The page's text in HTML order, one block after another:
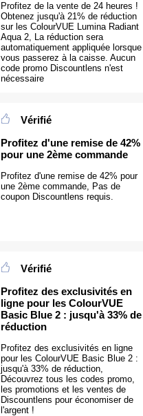
Profitez de la vente de 24 heures !
Obtenez jusqu'à 21% de réduction
sur les ColourVUE Lumina Radiant
Aqua 2, La réduction sera
automatiquement appliquée lorsque
vous passerez à la caisse. Aucun
code promo Discountlens n'est
nécessaire
Vérifié
Profitez d'une remise de 42%
pour une 2ème commande
Profitez d'une remise de 42% pour
une 2ème commande, Pas de
coupon Discountlens requis.
Vérifié
Profitez des exclusivités en
ligne pour les ColourVUE
Basic Blue 2 : jusqu'à 33% de
réduction
Profitez des exclusivités en ligne
pour les ColourVUE Basic Blue 2 :
jusqu'à 33% de réduction,
Découvrez tous les codes promo,
les promotions et les ventes de
Discountlens pour économiser de
l'argent !